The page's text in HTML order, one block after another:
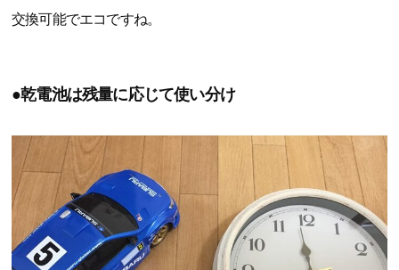
交換可能でエコですね。
●乾電池は残量に応じて使い分け